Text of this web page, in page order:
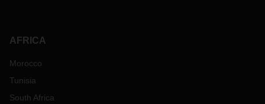
AFRICA
Morocco
Tunisia
South Africa